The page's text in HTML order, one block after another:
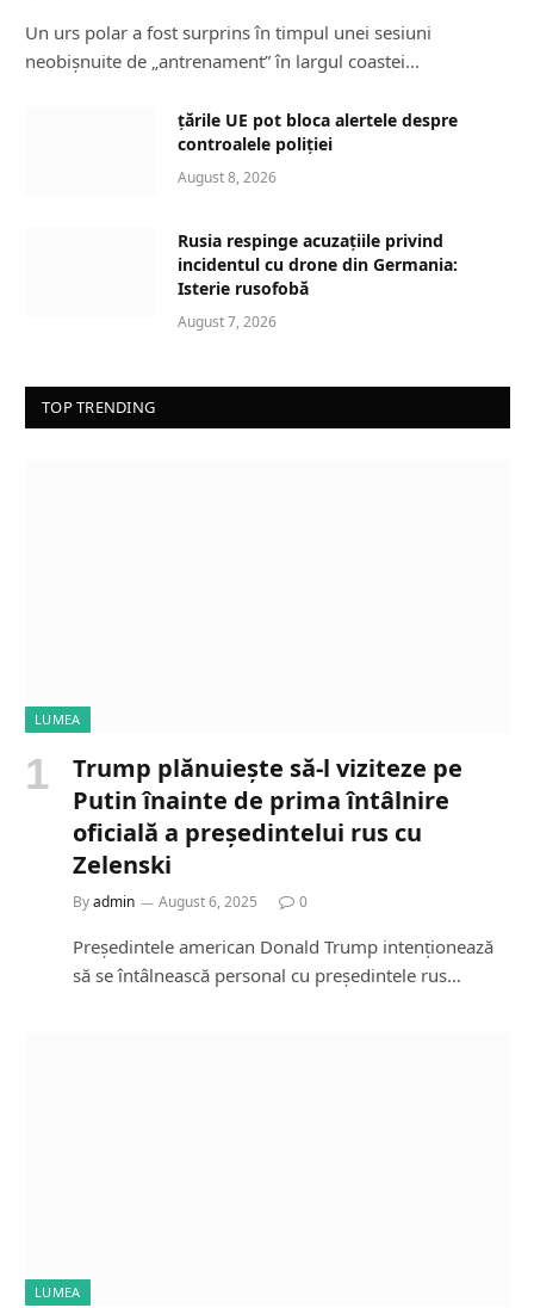
Un urs polar a fost surprins în timpul unei sesiuni
neobișnuite de „antrenament” în largul coastei…
țările UE pot bloca alertele despre
controalele poliției
August 8, 2026
Rusia respinge acuzațiile privind
incidentul cu drone din Germania:
Isterie rusofobă
August 7, 2026
TOP TRENDING
LUMEA
Trump plănuiește să-l viziteze pe
Putin înainte de prima întâlnire
oficială a președintelui rus cu
Zelenski
Byadmin August 6, 2025 0
Președintele american Donald Trump intenționează
să se întâlnească personal cu președintele rus…
LUMEA